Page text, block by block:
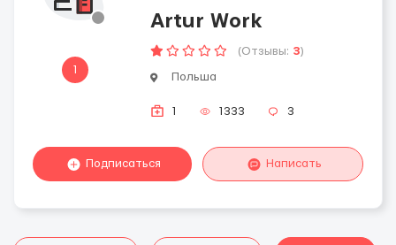
1
Artur Work
(Отзывы: 3)
Польша
1 1333 3
Подписаться Написать